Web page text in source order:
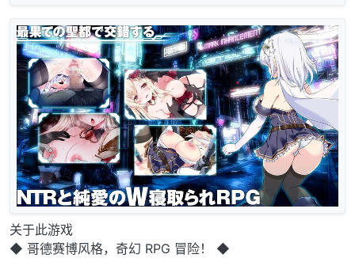
关于此游戏
◆ 哥德赛博风格，奇幻 RPG 冒险！ ◆